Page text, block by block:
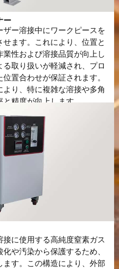
ー
ー溶接中にワークピースを
ます。これにより、位置と
性および溶接品質が向上し
取り扱いが軽減され、プロ
置合わせが保証されます。
り、特に複雑な溶接や多角
と精度が向上します。.
に使用する高純度窒素ガス
や汚染から保護するため、
す。この構造により、外部